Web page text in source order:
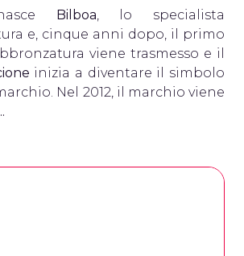
Bilboa, lo specialista
e, cinque anni dopo, il primo
viene trasmesso e il
inizia a diventare il simbolo
Nel 2012, il marchio viene